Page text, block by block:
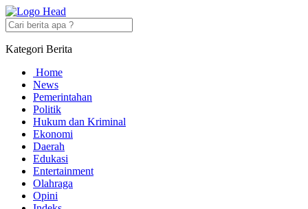
Kategori Berita
Home
News
Pemerintahan
Politik
Hukum dan Kriminal
Ekonomi
Daerah
Edukasi
Entertainment
Olahraga
Opini